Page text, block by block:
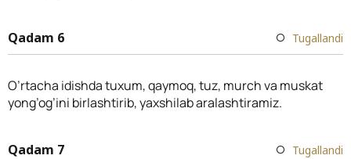
Qadam 6 Tugallandi
O’rtacha idishda tuxum, qaymoq, tuz, murch va muskat
yong’og’ini birlashtirib, yaxshilab aralashtiramiz.
Qadam 7 Tugallandi